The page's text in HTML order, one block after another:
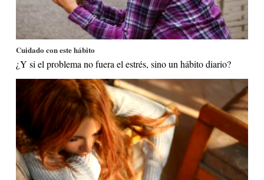
Cuidado con este hábito
¿Y si el problema no fuera el estrés, sino un hábito diario?